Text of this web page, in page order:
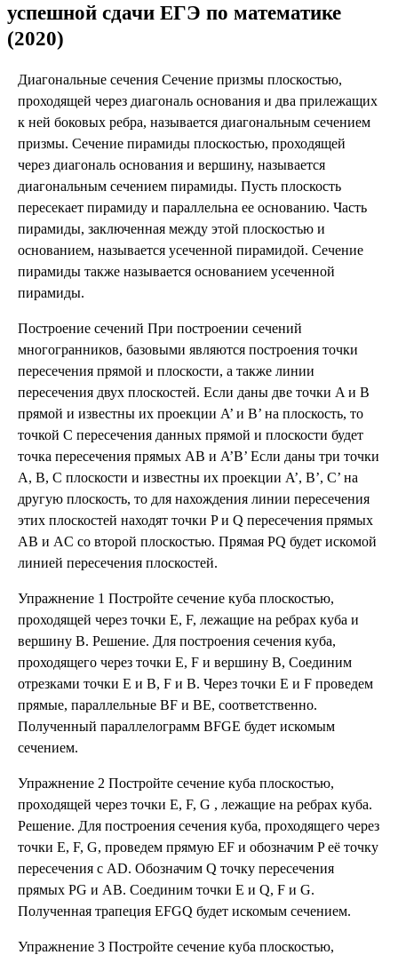
успешной сдачи ЕГЭ по математике
(2020)
Диагональные сечения Сечение призмы плоскостью,
проходящей через диагональ основания и два прилежащих
к ней боковых ребра, называется диагональным сечением
призмы. Сечение пирамиды плоскостью, проходящей
через диагональ основания и вершину, называется
диагональным сечением пирамиды. Пусть плоскость
пересекает пирамиду и параллельна ее основанию. Часть
пирамиды, заключенная между этой плоскостью и
основанием, называется усеченной пирамидой. Сечение
пирамиды также называется основанием усеченной
пирамиды.
Построение сечений При построении сечений
многогранников, базовыми являются построения точки
пересечения прямой и плоскости, а также линии
пересечения двух плоскостей. Если даны две точки A и B
прямой и известны их проекции A’ и B’ на плоскость, то
точкой С пересечения данных прямой и плоскости будет
точка пересечения прямых AB и A’B’ Если даны три точки
A, B, C плоскости и известны их проекции A’, B’, C’ на
другую плоскость, то для нахождения линии пересечения
этих плоскостей находят точки P и Q пересечения прямых
AB и AC со второй плоскостью. Прямая PQ будет искомой
линией пересечения плоскостей.
Упражнение 1 Постройте сечение куба плоскостью,
проходящей через точки E, F, лежащие на ребрах куба и
вершину B. Решение. Для построения сечения куба,
проходящего через точки E, F и вершину B, Соединим
отрезками точки E и B, F и B. Через точки E и F проведем
прямые, параллельные BF и BE, соответственно.
Полученный параллелограмм BFGE будет искомым
сечением.
Упражнение 2 Постройте сечение куба плоскостью,
проходящей через точки E, F, G , лежащие на ребрах куба.
Решение. Для построения сечения куба, проходящего через
точки E, F, G, проведем прямую EF и обозначим P её точку
пересечения с AD. Обозначим Q точку пересечения
прямых PG и AB. Соединим точки E и Q, F и G.
Полученная трапеция EFGQ будет искомым сечением.
Упражнение 3 Постройте сечение куба плоскостью,